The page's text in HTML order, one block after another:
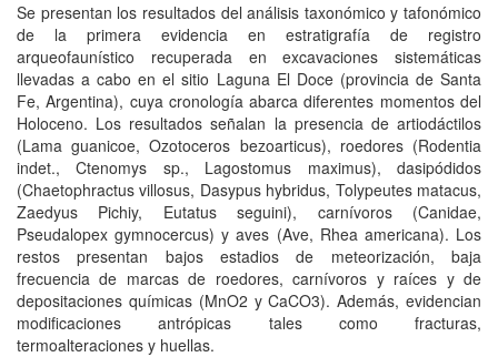
Se presentan los resultados del análisis taxonómico y tafonómico
de la primera evidencia en estratigrafía de registro
arqueofaunístico recuperada en excavaciones sistemáticas
llevadas a cabo en el sitio Laguna El Doce (provincia de Santa
Fe, Argentina), cuya cronología abarca diferentes momentos del
Holoceno. Los resultados señalan la presencia de artiodáctilos
(Lama guanicoe, Ozotoceros bezoarticus), roedores (Rodentia
indet., Ctenomys sp., Lagostomus maximus), dasipódidos
(Chaetophractus villosus, Dasypus hybridus, Tolypeutes matacus,
Zaedyus Pichiy, Eutatus seguini), carnívoros (Canidae,
Pseudalopex gymnocercus) y aves (Ave, Rhea americana). Los
restos presentan bajos estadios de meteorización, baja
frecuencia de marcas de roedores, carnívoros y raíces y de
depositaciones químicas (MnO2 y CaCO3). Además, evidencian
modificaciones antrópicas tales como fracturas,
termoalteraciones y huellas.